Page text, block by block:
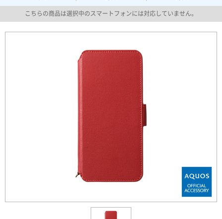
こちらの商品は選択中のスマートフォンには対応していません。